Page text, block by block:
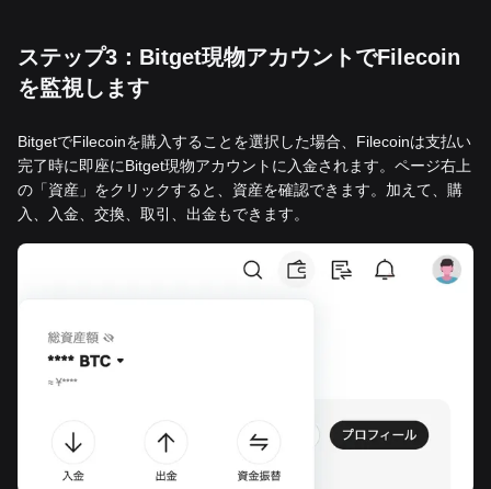
ステップ3：Bitget現物アカウントでFilecoin
を監視します
BitgetでFilecoinを購入することを選択した場合、Filecoinは支払い
完了時に即座にBitget現物アカウントに入金されます。ページ右上
の「資産」をクリックすると、資産を確認できます。加えて、購
入、入金、交換、取引、出金もできます。